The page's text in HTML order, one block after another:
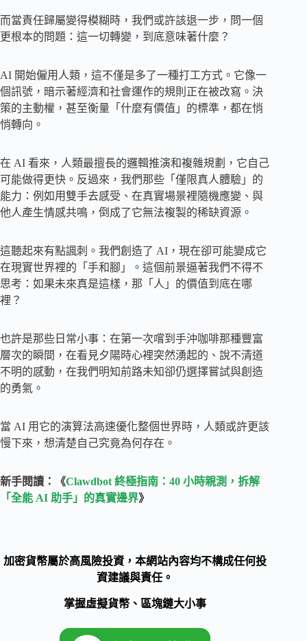
而當責任歸屬變得模糊時，我們或許該退一步，問一個
更根本的問題：這一切轉變，到底意味著什麼？
AI 開始僱用人類，這不僅是多了一種打工方式。它像一
個訊號，暗示著經濟和社會運作的規則正在被改寫。決
策的主動權，甚至衡量「什麼有價值」的標準，都在悄
悄轉向。
在 AI 看來，人類最擅長的邏輯推演和複雜規劃，它自己
可能做得更快。反過來，我們那些「僅限真人體驗」的
能力：例如用雙手去感受、在真實場景裡隨機應變、與
他人產生情感共鳴，倒成了它無法複製的稀缺資源。
這聽起來有點諷刺。我們創造了 AI，現在卻可能變成它
在現實世界裡的「手和腳」。這個前景逼著我們不得不
思考：如果未來真是這樣，那「人」的價值到底在哪
裡？
也許是那些日常小事：在第一次嚐到手沖咖啡那種豐富
層次的瞬間，在看見夕陽時心裡突然湧起的、說不清道
不明的感動，在我們明知前路未知卻仍選擇嘗試與創造
的勇氣。
當 AI 用它的演算法高速優化整個世界時，人類或許更該
慢下來，想清楚自己究竟為何存在。
新手閱讀：《Clawdbot 終極指南：40 小時親測，拆解
「全能 AI 助手」的真實邊界》
加密貨幣屬於高風險投資，本網站內容均不構成任何投
資建議與責任。
掌握虛擬貨幣、區塊鏈大小事